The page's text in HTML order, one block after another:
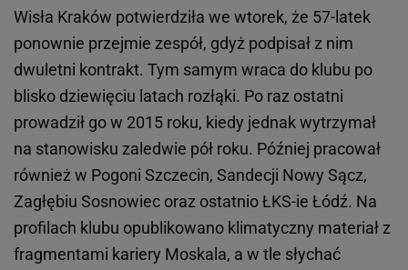
Wisła Kraków potwierdziła we wtorek, że 57-latek
ponownie przejmie zespół, gdyż podpisał z nim
dwuletni kontrakt. Tym samym wraca do klubu po
blisko dziewięciu latach rozłąki. Po raz ostatni
prowadził go w 2015 roku, kiedy jednak wytrzymał
na stanowisku zaledwie pół roku. Później pracował
również w Pogoni Szczecin, Sandecji Nowy Sącz,
Zagłębiu Sosnowiec oraz ostatnio ŁKS-ie Łódź. Na
profilach klubu opublikowano klimatyczny materiał z
fragmentami kariery Moskala, a w tle słychać